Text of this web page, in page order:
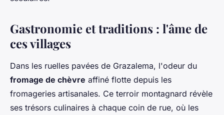
Gastronomie et traditions : l'âme de
ces villages
Dans les ruelles pavées de Grazalema, l'odeur du
fromage de chèvre affiné flotte depuis les
fromageries artisanales. Ce terroir montagnard révèle
ses trésors culinaires à chaque coin de rue, où les